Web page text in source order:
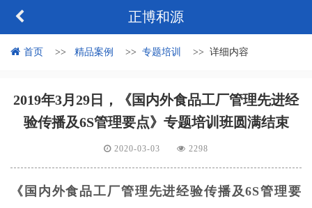
正博和源
首页 精品案例 专题培训 详细内容
2019年3月29日，《国内外食品工厂管理先进经
验传播及6S管理要点》专题培训班圆满结束
2020-03-03 2298
《 国内外食品工厂管理先进经验传播及6S管理要